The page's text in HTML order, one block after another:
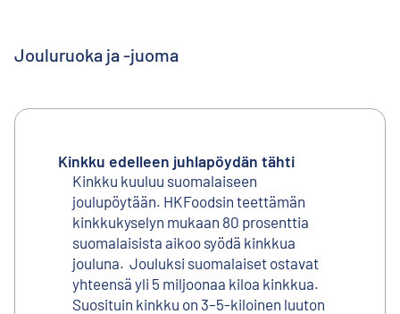
Jouluruoka ja -juoma
Kinkku edelleen juhlapöydän tähti
Kinkku kuuluu suomalaiseen
joulupöytään. HKFoodsin teettämän
kinkkukyselyn mukaan 80 prosenttia
suomalaisista aikoo syödä kinkkua
jouluna. Jouluksi suomalaiset ostavat
yhteensä yli 5 miljoonaa kiloa kinkkua.
Suosituin kinkku on 3–5-kiloinen luuton